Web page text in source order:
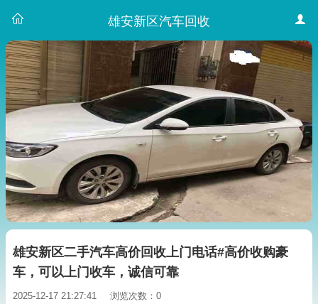
雄安新区汽车回收
雄安新区二手汽车高价回收上门电话#高价收购豪
车，可以上门收车，诚信可靠
2025-12-17 21:27:41 浏览次数：0